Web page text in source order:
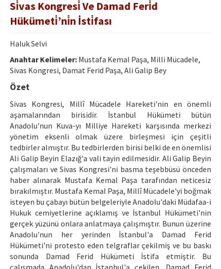
Boards of the Journal
Ethical Principles
Author's Guide
Refereeing Guide
Contact Us
Si̇vas Kongresi̇ Ve Damad Feri̇d
Hükümeti̇’ni̇n İsti̇fası
Haluk Selvi
Anahtar Kelimeler: Mustafa Kemal Paşa, Milli Mücadele,
Sivas Kongresi, Damat Ferid Paşa, Ali Galip Bey
Özet
Sivas Kongresi, Millî Mücadele Hareketi'nin en önemli
aşamalarından birisidir. İstanbul Hükümeti bütün
Anadolu'nun Kuva-yı Milliye Hareketi karşısında merkezi
yönetim eksenli olmak üzere birleşmesi için çeşitli
tedbirler almıştır. Bu tedbirlerden birisi belki de en önemlisi
Ali Galip Beyin Elazığ'a vali tayin edilmesidir. Ali Galip Beyin
çalışmaları ve Sivas Kongresi'ni basma teşebbüsü önceden
haber alınarak Mustafa Kemal Paşa tarafından neticesiz
bırakılmıştır. Mustafa Kemal Paşa, Millî Mücadele'yi boğmak
isteyen bu çabayı bütün belgeleriyle Anadolu'daki Müdafaa-i
Hukuk cemiyetlerine açıklamış ve İstanbul Hükümeti'nin
gerçek yüzünü onlara anlatmaya çalışmıştır. Bunun üzerine
Anadolu'nun her yerinden İstanbul'a Damad Ferid
Hükümeti'ni protesto eden telgraflar çekilmiş ve bu baskı
sonunda Damad Ferid Hükümeti İstifa etmiştir. Bu